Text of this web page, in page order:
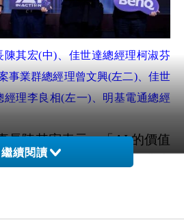
陳其宏(中)、佳世達總經理柯淑芬
事業群總經理曾文興(左二)、佳世
理李良相(左一)、明基電通總經
長陳其宏表示：「AI 的價值
，而是在於其轉化為企業生
透過跨領域的資源整合，將
繼續閱讀